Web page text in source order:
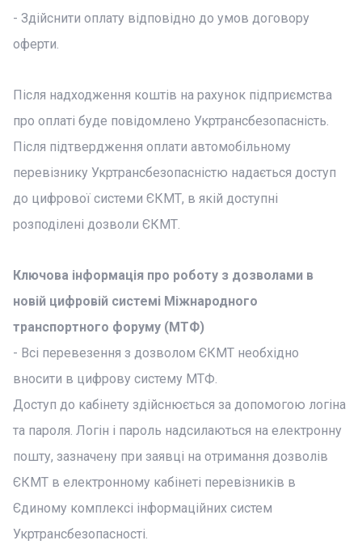
- Здійснити оплату відповідно до умов договору
оферти.
Після надходження коштів на рахунок підприємства
про оплаті буде повідомлено Укртрансбезопасність.
Після підтвердження оплати автомобільному
перевізнику Укртрансбезопасністю надається доступ
до цифрової системи ЄКМТ, в якій доступні
розподілені дозволи ЄКМТ.
Ключова інформація про роботу з дозволами в
новій цифровій системі Міжнародного
транспортного форуму (МТФ)
- Всі перевезення з дозволом ЄКМТ необхідно
вносити в цифрову систему МТФ.
Доступ до кабінету здійснюється за допомогою логіна
та пароля. Логін і пароль надсилаються на електронну
пошту, зазначену при заявці на отримання дозволів
ЄКМТ в електронному кабінеті перевізників в
Єдиному комплексі інформаційних систем
Укртрансбезопасності.